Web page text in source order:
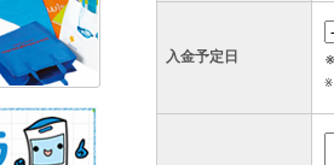
入金予定日